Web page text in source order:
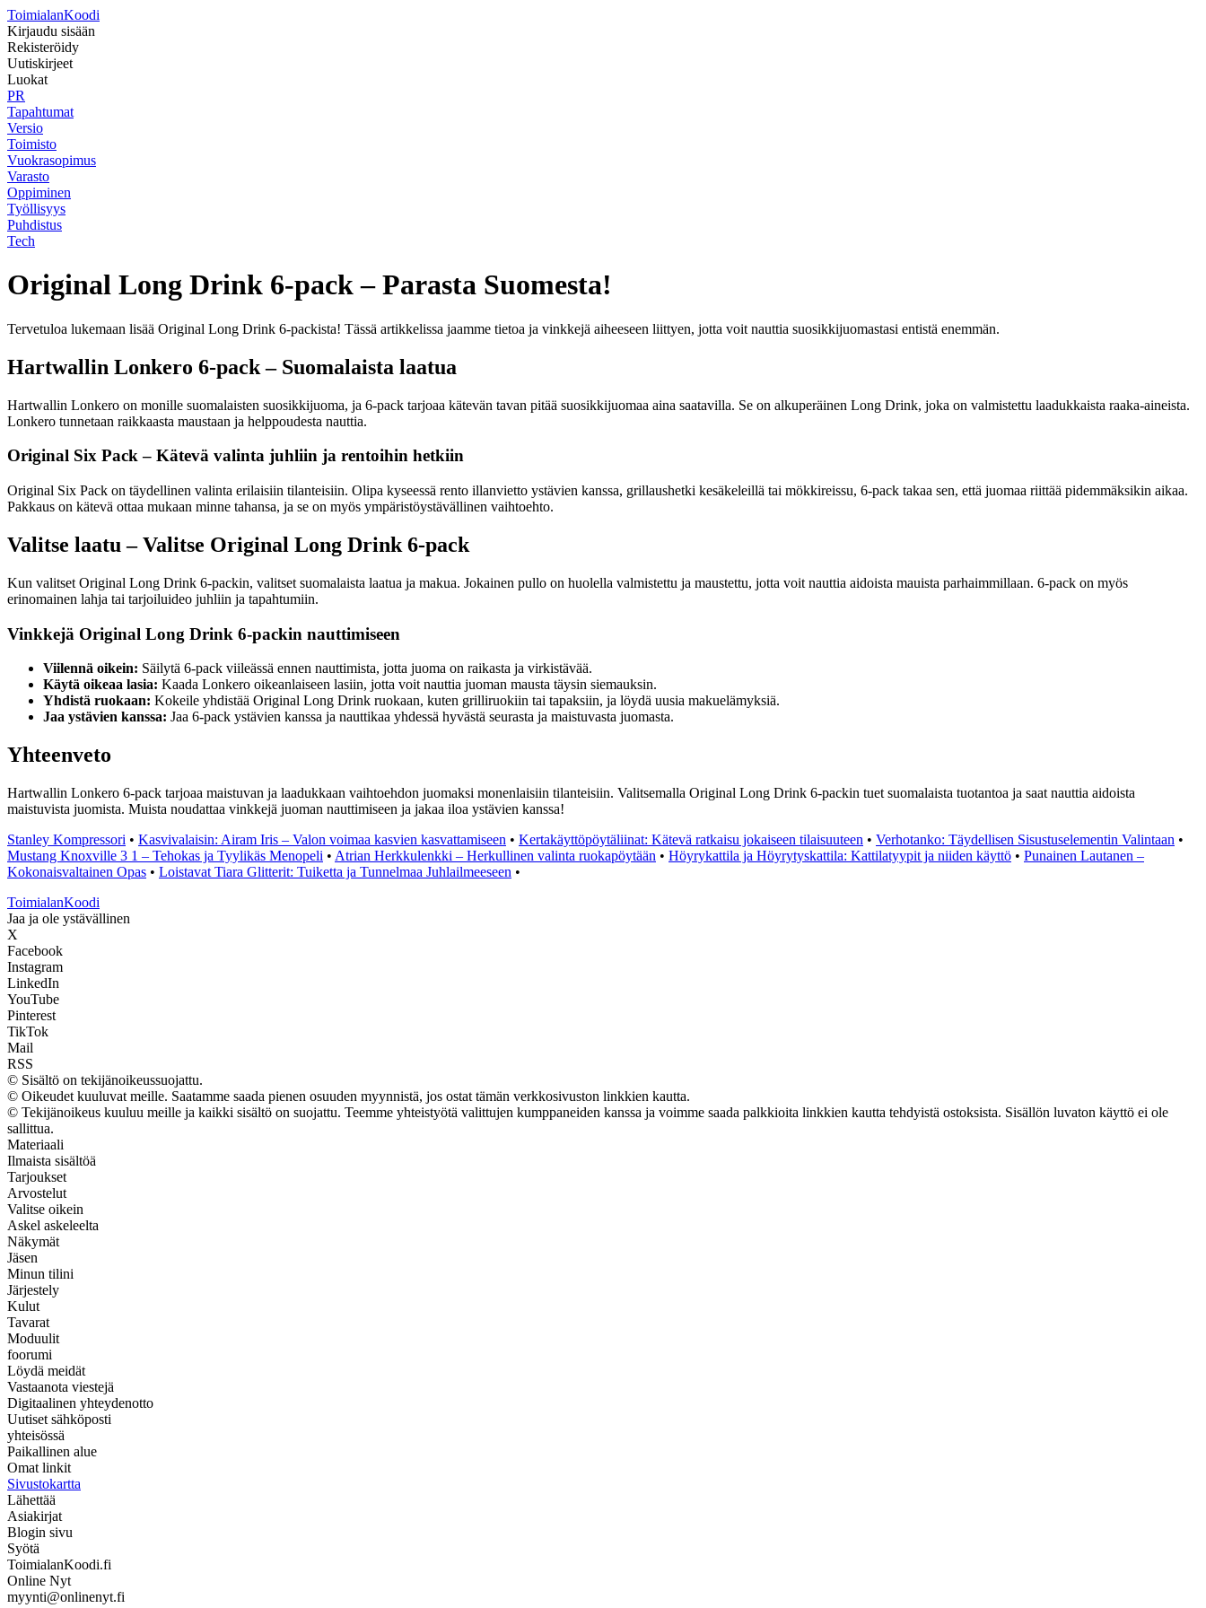
ToimialanKoodi
Kirjaudu sisään
Rekisteröidy
Uutiskirjeet
Luokat
PR
Tapahtumat
Versio
Toimisto
Vuokrasopimus
Varasto
Oppiminen
Työllisyys
Puhdistus
Tech
Original Long Drink 6-pack – Parasta Suomesta!
Tervetuloa lukemaan lisää Original Long Drink 6-packista! Tässä artikkelissa jaamme tietoa ja vinkkejä aiheeseen liittyen, jotta voit nauttia suosikkijuomastasi entistä enemmän.
Hartwallin Lonkero 6-pack – Suomalaista laatua
Hartwallin Lonkero on monille suomalaisten suosikkijuoma, ja 6-pack tarjoaa kätevän tavan pitää suosikkijuomaa aina saatavilla. Se on alkuperäinen Long Drink, joka on valmistettu laadukkaista raaka-aineista.
Lonkero tunnetaan raikkaasta maustaan ja helppoudesta nauttia.
Original Six Pack – Kätevä valinta juhliin ja rentoihin hetkiin
Original Six Pack on täydellinen valinta erilaisiin tilanteisiin. Olipa kyseessä rento illanvietto ystävien kanssa, grillaushetki kesäkeleillä tai mökkireissu, 6-pack takaa sen, että juomaa riittää pidemmäksikin aikaa.
Pakkaus on kätevä ottaa mukaan minne tahansa, ja se on myös ympäristöystävällinen vaihtoehto.
Valitse laatu – Valitse Original Long Drink 6-pack
Kun valitset Original Long Drink 6-packin, valitset suomalaista laatua ja makua. Jokainen pullo on huolella valmistettu ja maustettu, jotta voit nauttia aidoista mauista parhaimmillaan. 6-pack on myös
erinomainen lahja tai tarjoiluideo juhliin ja tapahtumiin.
Vinkkejä Original Long Drink 6-packin nauttimiseen
Viilennä oikein: Säilytä 6-pack viileässä ennen nauttimista, jotta juoma on raikasta ja virkistävää.
Käytä oikeaa lasia: Kaada Lonkero oikeanlaiseen lasiin, jotta voit nauttia juoman mausta täysin siemauksin.
Yhdistä ruokaan: Kokeile yhdistää Original Long Drink ruokaan, kuten grilliruokiin tai tapaksiin, ja löydä uusia makuelämyksiä.
Jaa ystävien kanssa: Jaa 6-pack ystävien kanssa ja nauttikaa yhdessä hyvästä seurasta ja maistuvasta juomasta.
Yhteenveto
Hartwallin Lonkero 6-pack tarjoaa maistuvan ja laadukkaan vaihtoehdon juomaksi monenlaisiin tilanteisiin. Valitsemalla Original Long Drink 6-packin tuet suomalaista tuotantoa ja saat nauttia aidoista
maistuvista juomista. Muista noudattaa vinkkejä juoman nauttimiseen ja jakaa iloa ystävien kanssa!
Stanley Kompressori • Kasvivalaisin: Airam Iris – Valon voimaa kasvien kasvattamiseen • Kertakäyttöpöytäliinat: Kätevä ratkaisu jokaiseen tilaisuuteen • Verhotanko: Täydellisen Sisustuselementin Valintaan •
Mustang Knoxville 3 1 – Tehokas ja Tyylikäs Menopeli • Atrian Herkkulenkki – Herkullinen valinta ruokapöytään • Höyrykattila ja Höyrytyskattila: Kattilatyypit ja niiden käyttö • Punainen Lautanen –
Kokonaisvaltainen Opas • Loistavat Tiara Glitterit: Tuiketta ja Tunnelmaa Juhlailmeeseen •
ToimialanKoodi
Jaa ja ole ystävällinen
X
Facebook
Instagram
LinkedIn
YouTube
Pinterest
TikTok
Mail
RSS
© Sisältö on tekijänoikeussuojattu.
© Oikeudet kuuluvat meille. Saatamme saada pienen osuuden myynnistä, jos ostat tämän verkkosivuston linkkien kautta.
© Tekijänoikeus kuuluu meille ja kaikki sisältö on suojattu. Teemme yhteistyötä valittujen kumppaneiden kanssa ja voimme saada palkkioita linkkien kautta tehdyistä ostoksista. Sisällön luvaton käyttö ei ole
sallittua.
Materiaali
Ilmaista sisältöä
Tarjoukset
Arvostelut
Valitse oikein
Askel askeleelta
Näkymät
Jäsen
Minun tilini
Järjestely
Kulut
Tavarat
Moduulit
foorumi
Löydä meidät
Vastaanota viestejä
Digitaalinen yhteydenotto
Uutiset sähköposti
yhteisössä
Paikallinen alue
Omat linkit
Sivustokartta
Lähettää
Asiakirjat
Blogin sivu
Syötä
ToimialanKoodi.fi
Online Nyt
myynti@onlinenyt.fi